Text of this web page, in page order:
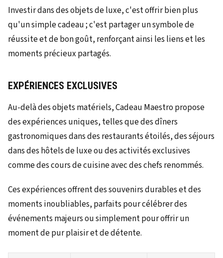
Investir dans des objets de luxe, c'est offrir bien plus
qu'un simple cadeau ; c'est partager un symbole de
réussite et de bon goût, renforçant ainsi les liens et les
moments précieux partagés.
EXPÉRIENCES EXCLUSIVES
Au-delà des objets matériels, Cadeau Maestro propose
des expériences uniques, telles que des dîners
gastronomiques dans des restaurants étoilés, des séjours
dans des hôtels de luxe ou des activités exclusives
comme des cours de cuisine avec des chefs renommés.
Ces expériences offrent des souvenirs durables et des
moments inoubliables, parfaits pour célébrer des
événements majeurs ou simplement pour offrir un
moment de pur plaisir et de détente.